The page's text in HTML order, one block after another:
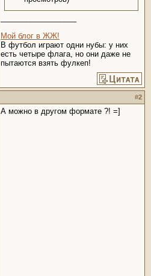
Мой блог в ЖЖ!
В футбол играют одни нубы: у них
есть четыре флага, но они даже не
пытаются взять фулкеп!
#2
А можно в другом формате ?! =]